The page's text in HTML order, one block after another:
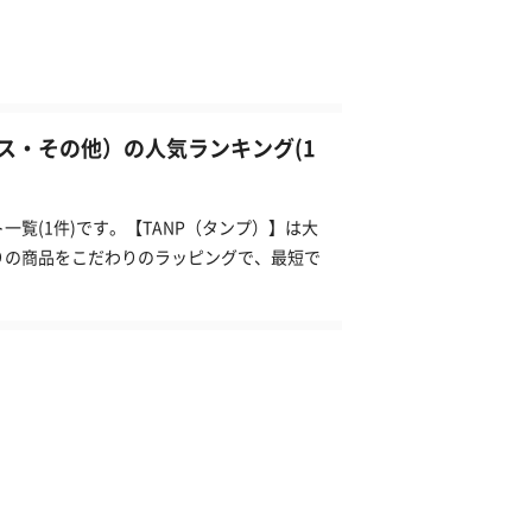
・その他）の人気ランキング(1
覧(1件)です。【TANP（タンプ）】は大
商品をこだわりのラッピングで、最短で